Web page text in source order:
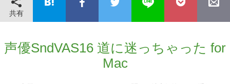
共有
声優SndVAS16 道に迷っちゃった for
Mac